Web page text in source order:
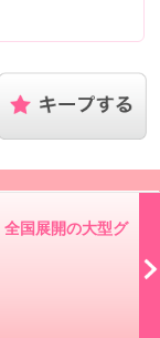
国展開の大型グ